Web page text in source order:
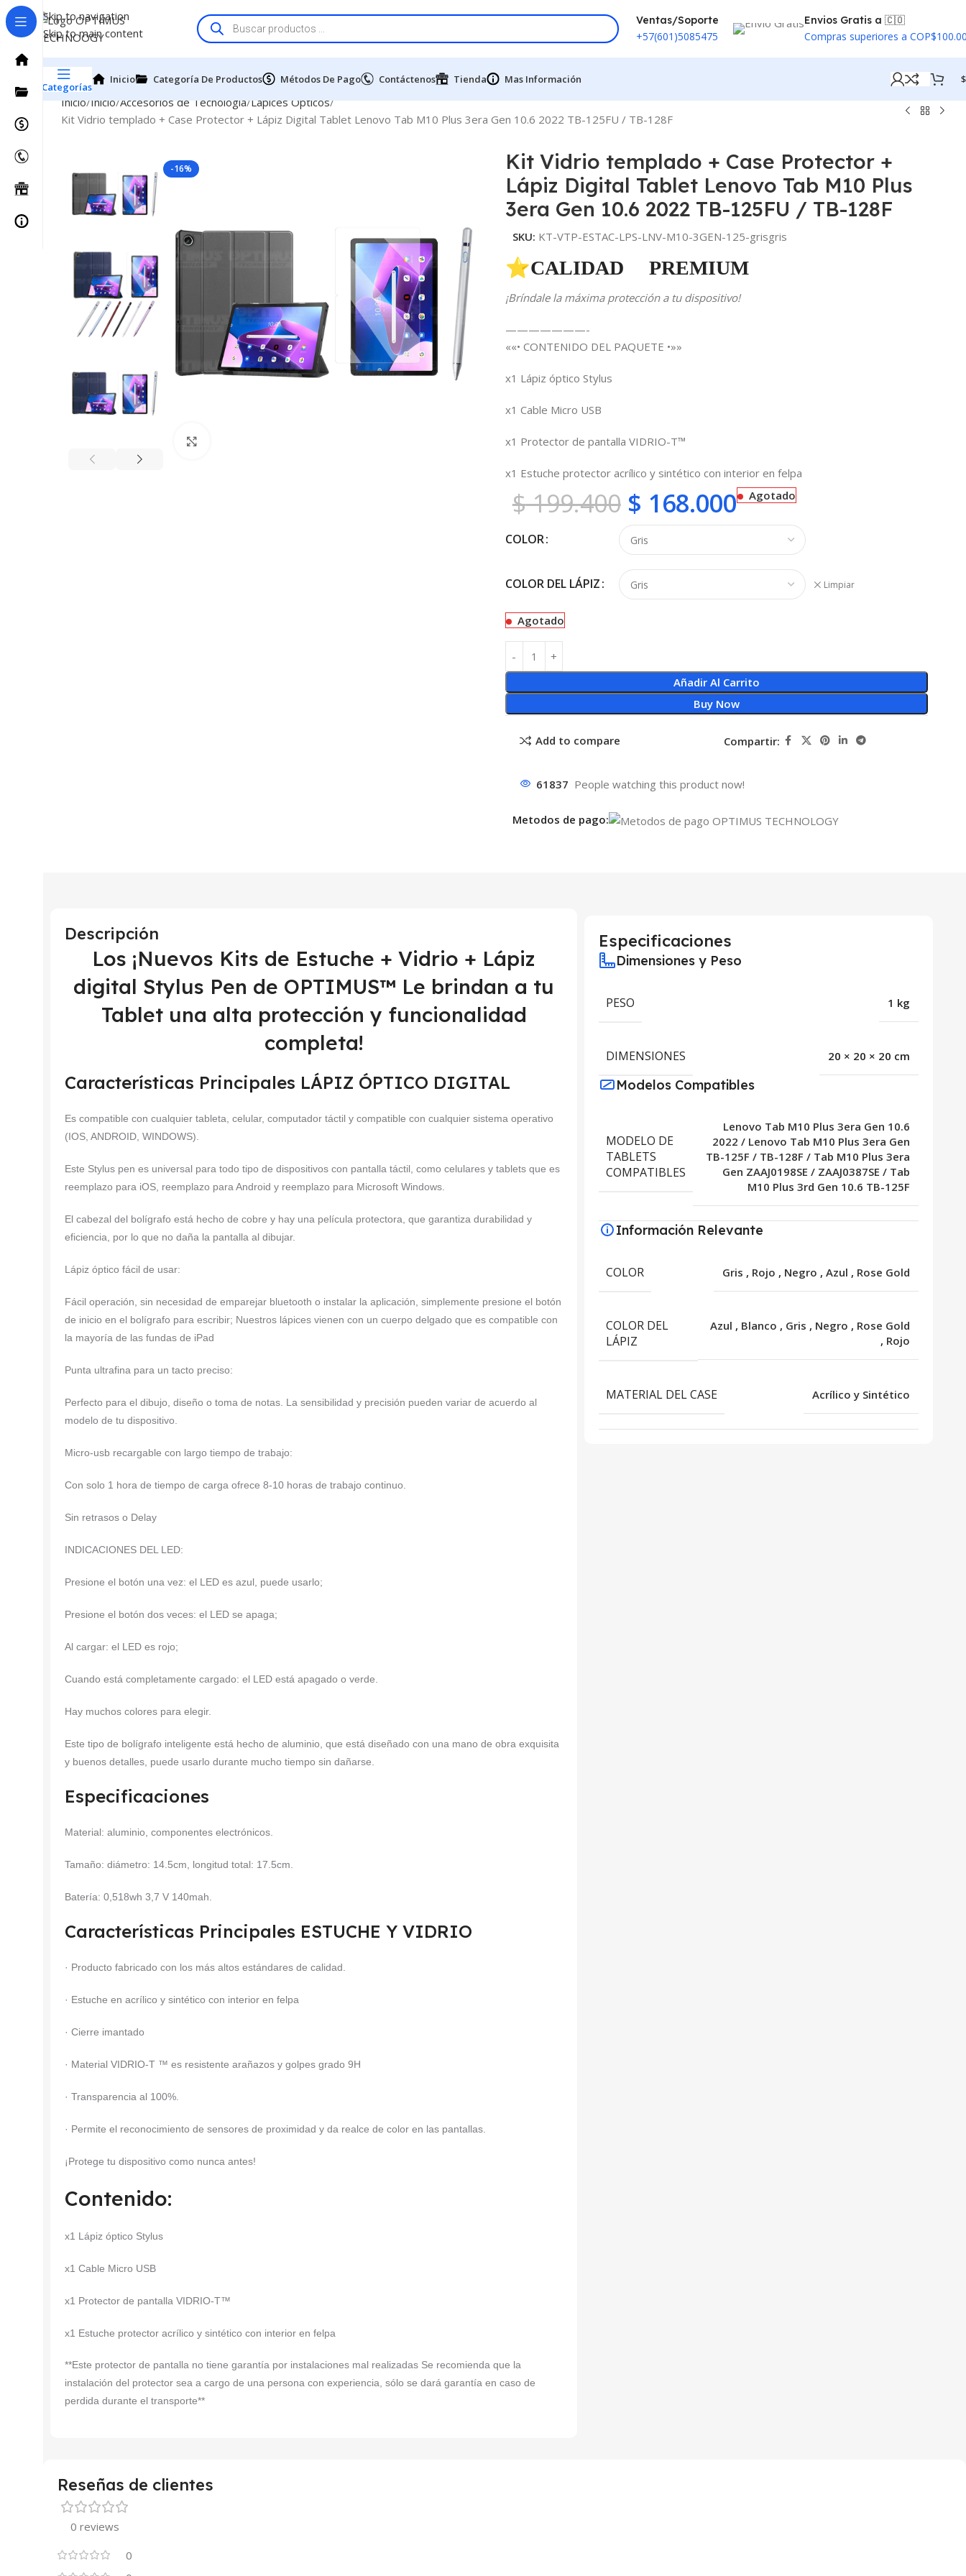
Skip to navigation
Skip to main content
Ventas/Soporte
+57(601)5085475
Envios Gratis a 🇨🇴
Compras superiores a
Categorías
Inicio Categoría De Productos Métodos De Pago Contáctenos Tienda Mas Información $
Inicio Inicio Accesorios de Tecnologia Lapices Opticos
Kit Vidrio templado + Case Protector + Lápiz Digital Tablet Lenovo Tab M10 Plus 3era Gen 10.6 2022 TB-125FU / TB-128F
-16%
Kit Vidrio templado + Case Protector +
Lápiz Digital Tablet Lenovo Tab M10 Plus
3era Gen 10.6 2022 TB-125FU / TB-128F
SKU: KT-VTP-ESTAC-LPS-LNV-M10-3GEN-125-grisgris
⭐CALIDAD PREMIUM
¡Bríndale la máxima protección a tu dispositivo!
———————-
««• CONTENIDO DEL PAQUETE •»»
x1 Lápiz óptico Stylus
x1 Cable Micro USB
x1 Protector de pantalla VIDRIO-T™
x1 Estuche protector acrílico y sintético con interior en felpa
$199.400 $ 168.000 Agotado
COLOR
COLOR DEL LÁPIZ Limpiar
Agotado
Añadir Al Carrito
Buy Now
Add to compare Compartir:
61837 People watching this product now!
Metodos de pago:
Descripción
Los ¡Nuevos Kits de Estuche + Vidrio + Lápiz
digital Stylus Pen de OPTIMUS™ Le brindan a tu
Tablet una alta protección y funcionalidad
completa!
Características Principales LÁPIZ ÓPTICO DIGITAL
Es compatible con cualquier tableta, celular, computador táctil y compatible con cualquier sistema operativo
(IOS, ANDROID, WINDOWS).
Este Stylus pen es universal para todo tipo de dispositivos con pantalla táctil, como celulares y tablets que es
reemplazo para iOS, reemplazo para Android y reemplazo para Microsoft Windows.
El cabezal del bolígrafo está hecho de cobre y hay una película protectora, que garantiza durabilidad y
eficiencia, por lo que no daña la pantalla al dibujar.
Lápiz óptico fácil de usar:
Fácil operación, sin necesidad de emparejar bluetooth o instalar la aplicación, simplemente presione el botón
de inicio en el bolígrafo para escribir; Nuestros lápices vienen con un cuerpo delgado que es compatible con
la mayoría de las fundas de iPad
Punta ultrafina para un tacto preciso:
Perfecto para el dibujo, diseño o toma de notas. La sensibilidad y precisión pueden variar de acuerdo al
modelo de tu dispositivo.
Micro-usb recargable con largo tiempo de trabajo:
Con solo 1 hora de tiempo de carga ofrece 8-10 horas de trabajo continuo.
Sin retrasos o Delay
INDICACIONES DEL LED:
Presione el botón una vez: el LED es azul, puede usarlo;
Presione el botón dos veces: el LED se apaga;
Al cargar: el LED es rojo;
Cuando está completamente cargado: el LED está apagado o verde.
Hay muchos colores para elegir.
Este tipo de bolígrafo inteligente está hecho de aluminio, que está diseñado con una mano de obra exquisita
y buenos detalles, puede usarlo durante mucho tiempo sin dañarse.
Especificaciones
Material: aluminio, componentes electrónicos.
Tamaño: diámetro: 14.5cm, longitud total: 17.5cm.
Batería: 0,518wh 3,7 V 140mah.
Características Principales ESTUCHE Y VIDRIO
· Producto fabricado con los más altos estándares de calidad.
· Estuche en acrílico y sintético con interior en felpa
· Cierre imantado
· Material VIDRIO-T ™ es resistente arañazos y golpes grado 9H
· Transparencia al 100%.
· Permite el reconocimiento de sensores de proximidad y da realce de color en las pantallas.
¡Protege tu dispositivo como nunca antes!
Contenido:
x1 Lápiz óptico Stylus
x1 Cable Micro USB
x1 Protector de pantalla VIDRIO-T™
x1 Estuche protector acrílico y sintético con interior en felpa
**Este protector de pantalla no tiene garantía por instalaciones mal realizadas Se recomienda que la
instalación del protector sea a cargo de una persona con experiencia, sólo se dará garantía en caso de
perdida durante el transporte**
Especificaciones
Dimensiones y Peso
PESO 1 kg
DIMENSIONES 20 × 20 × 20 cm
Modelos Compatibles
MODELO DE
TABLETS
COMPATIBLES
Lenovo Tab M10 Plus 3era Gen 10.6
2022 / Lenovo Tab M10 Plus 3era Gen
TB-125F / TB-128F / Tab M10 Plus 3era
Gen ZAAJ0198SE / ZAAJ0387SE / Tab
M10 Plus 3rd Gen 10.6 TB-125F
Información Relevante
COLOR Gris , Rojo , Negro ,Azul , Rose Gold
COLOR DEL
LÁPIZ
Azul , Blanco , Gris , Negro , Rose Gold
, Rojo
MATERIAL DEL CASE Acrílico y Sintético
Reseñas de clientes
0 reviews
0